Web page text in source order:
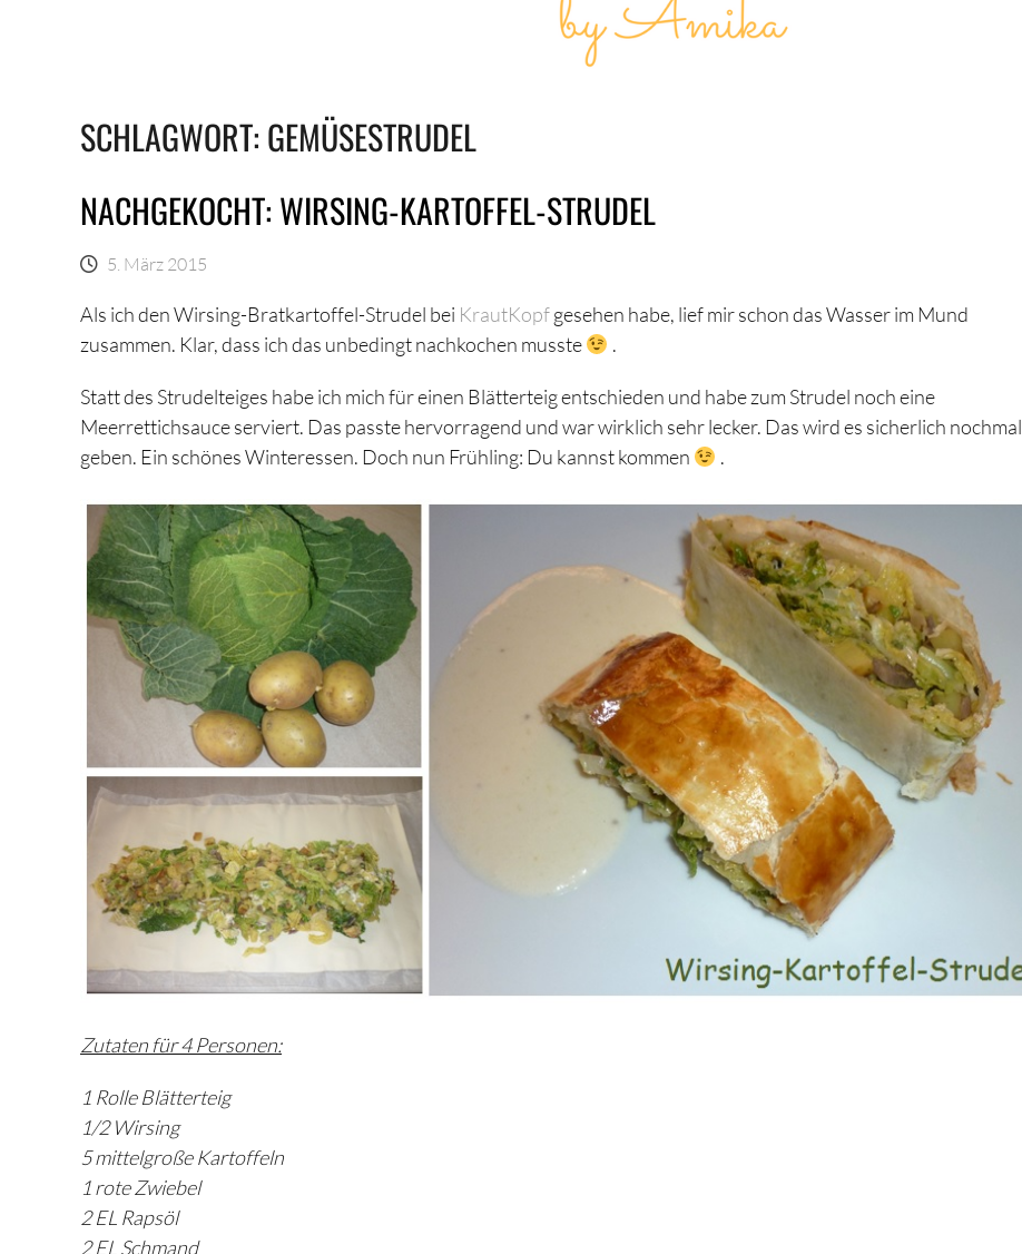
SCHLAGWORT: GEMÜSESTRUDEL
NACHGEKOCHT: WIRSING-KARTOFFEL-STRUDEL
5. März 2015
Als ich den Wirsing-Bratkartoffel-Strudel bei KrautKopfgesehen habe, lief mir schon das Wasser im Mund
zusammen. Klar, dass ich das unbedingt nachkochen musste
.
Statt des Strudelteiges habe ich mich für einen Blätterteig entschieden und habe zum Strudel noch eine
Meerrettichsauce serviert. Das passte hervorragend und war wirklich sehr lecker. Das wird es sicherlich nochmal
geben. Ein schönes Winteressen. Doch nun Frühling: Du kannst kommen
.
Zutaten für 4 Personen:
1 Rolle Blätterteig
1/2 Wirsing
5 mittelgroße Kartoffeln
1 rote Zwiebel
2 EL Rapsöl
2 EL Schmand